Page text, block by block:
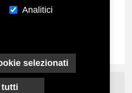
dopo la
la...
Facebook
Analitici
selezionati
tutti